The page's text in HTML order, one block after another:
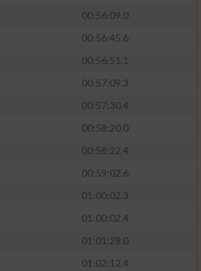
00:56:09.0
00:56:45.6
00:56:51.1
00:57:09.3
00:57:30.4
00:58:20.0
00:58:22.4
00:59:02.6
01:00:02.3
01:00:02.4
01:01:28.0
01:02:12.4